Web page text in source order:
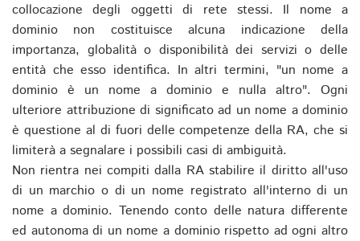
collocazione degli oggetti di rete stessi. Il nome a
dominio non costituisce alcuna indicazione della
importanza, globalità o disponibilità dei servizi o delle
entità che esso identifica. In altri termini, "un nome a
dominio è un nome a dominio e nulla altro". Ogni
ulteriore attribuzione di significato ad un nome a dominio
è questione al di fuori delle competenze della RA, che si
limiterà a segnalare i possibili casi di ambiguità.
Non rientra nei compiti dalla RA stabilire il diritto all'uso
di un marchio o di un nome registrato all'interno di un
nome a dominio. Tenendo conto delle natura differente
ed autonoma di un nome a dominio rispetto ad ogni altro